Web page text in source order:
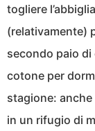
togliere
(relativamente)
secondo paio
cotone per
stagione:
in un rifugio di